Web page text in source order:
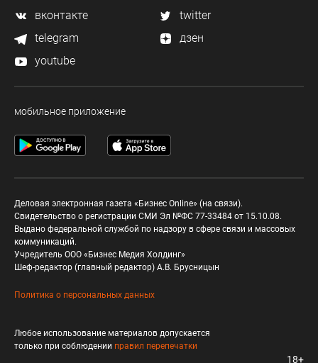
вконтакте
twitter
telegram
дзен
youtube
мобильное приложение
Деловая электронная газета «Бизнес Online» (на связи).
Свидетельство о регистрации СМИ Эл №ФС 77-33484 от 15.10.08.
Выдано федеральной службой по надзору в сфере связи и массовых
коммуникаций.
Учредитель ООО «Бизнес Медия Холдинг»
Шеф-редактор (главный редактор) А.В. Брусницын
Политика о персональных данных
Любое использование материалов допускается
только при соблюдении правил перепечатки
18+